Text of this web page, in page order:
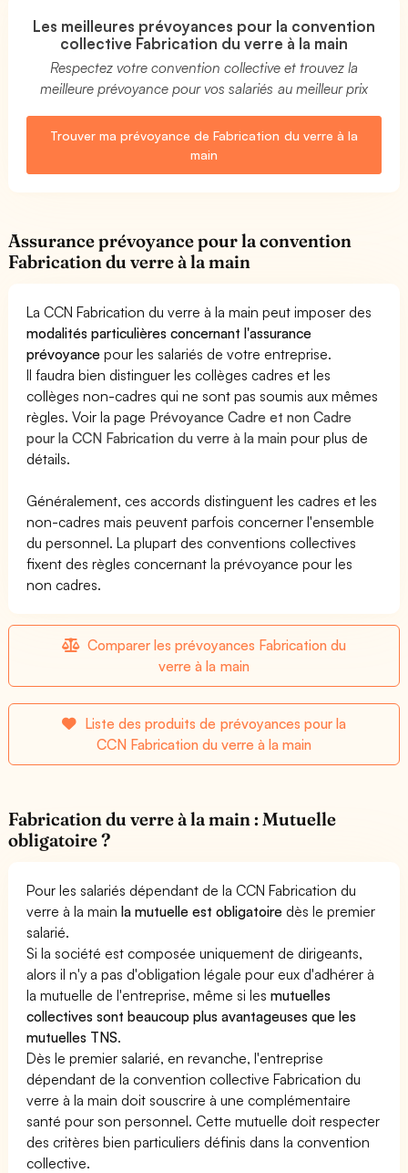
Les meilleures prévoyances pour la convention
collective Fabrication du verre à la main
Respectez votre convention collective et trouvez la
meilleure prévoyance pour vos salariés au meilleur prix
Trouver ma prévoyance de Fabrication du verre à la
main
Assurance prévoyance pour la convention
Fabrication du verre à la main
La CCN Fabrication du verre à la main peut imposer des
modalités particulières concernant l'assurance
prévoyance pour les salariés de votre entreprise.
Il faudra bien distinguer les collèges cadres et les
collèges non-cadres qui ne sont pas soumis aux mêmes
règles. Voir la page Prévoyance Cadre et non Cadre
pour la CCN Fabrication du verre à la main pour plus de
détails.
Généralement, ces accords distinguent les cadres et les
non-cadres mais peuvent parfois concerner l'ensemble
du personnel. La plupart des conventions collectives
fixent des règles concernant la prévoyance pour les
non cadres.
Comparer les prévoyances Fabrication du
verre à la main
Liste des produits de prévoyances pour la
CCN Fabrication du verre à la main
Fabrication du verre à la main : Mutuelle
obligatoire ?
Pour les salariés dépendant de la CCN Fabrication du
verre à la mainla mutuelle est obligatoire dès le premier
salarié.
Si la société est composée uniquement de dirigeants,
alors il n'y a pas d'obligation légale pour eux d'adhérer à
la mutuelle de l'entreprise, même si lesmutuelles
collectives sont beaucoup plus avantageuses que les
mutuelles TNS.
Dès le premier salarié, en revanche, l'entreprise
dépendant de la convention collective Fabrication du
verre à la main doit souscrire à une complémentaire
santé pour son personnel. Cette mutuelle doit respecter
des critères bien particuliers définis dans la convention
collective.